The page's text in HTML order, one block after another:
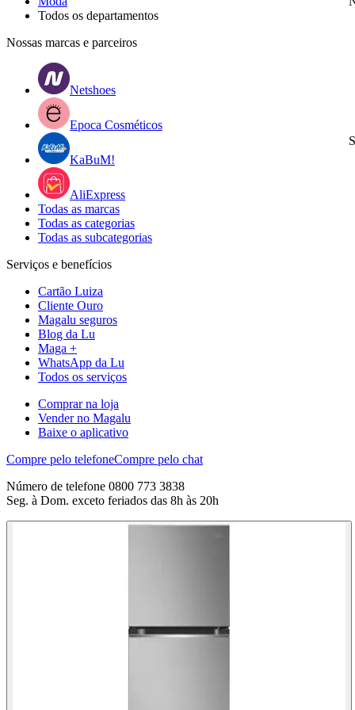
Todos os departamentos
Nossas marcas e parceiros
Netshoes
Epoca Cosméticos
KaBuM!
AliExpress
Todas as marcas
Todas as categorias
Todas as subcategorias
Serviços e benefícios
Cartão Luiza
Cliente Ouro
Magalu seguros
Blog da Lu
Maga +
WhatsApp da Lu
Todos os serviços
Comprar na loja
Vender no Magalu
Baixe o aplicativo
Compre pelo telefoneCompre pelo chat
Número de telefone 0800 773 3838
Seg. à Dom. exceto feriados das 8h às 20h